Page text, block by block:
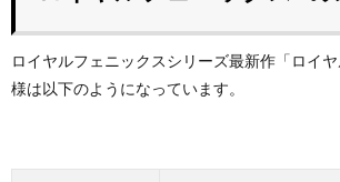
ロイヤルフェニックスシリーズ最新作「ロイ
様は以下のようになっています。